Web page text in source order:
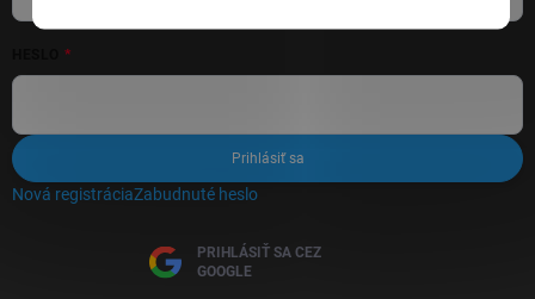
Prihlásiť sa
Nová registráciaZabudnuté heslo
PRIHLÁSIŤ SA CEZ
GOOGLE